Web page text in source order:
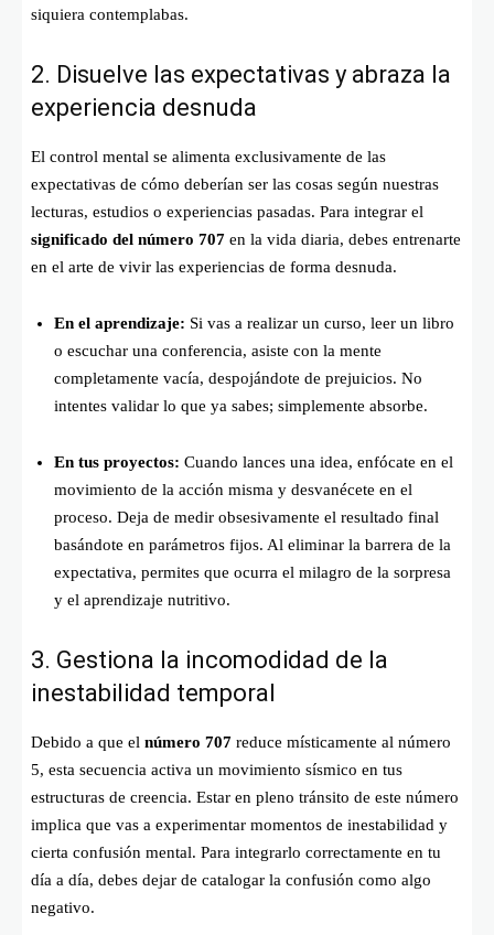
siquiera contemplabas.
2. Disuelve las expectativas y abraza la
experiencia desnuda
El control mental se alimenta exclusivamente de las
expectativas de cómo deberían ser las cosas según nuestras
lecturas, estudios o experiencias pasadas. Para integrar el
significado del número 707 en la vida diaria, debes entrenarte
en el arte de vivir las experiencias de forma desnuda.
En el aprendizaje: Si vas a realizar un curso, leer un libro
o escuchar una conferencia, asiste con la mente
completamente vacía, despojándote de prejuicios. No
intentes validar lo que ya sabes; simplemente absorbe.
En tus proyectos: Cuando lances una idea, enfócate en el
movimiento de la acción misma y desvanécete en el
proceso. Deja de medir obsesivamente el resultado final
basándote en parámetros fijos. Al eliminar la barrera de la
expectativa, permites que ocurra el milagro de la sorpresa
y el aprendizaje nutritivo.
3. Gestiona la incomodidad de la
inestabilidad temporal
Debido a que el número 707 reduce místicamente al número
5, esta secuencia activa un movimiento sísmico en tus
estructuras de creencia. Estar en pleno tránsito de este número
implica que vas a experimentar momentos de inestabilidad y
cierta confusión mental. Para integrarlo correctamente en tu
día a día, debes dejar de catalogar la confusión como algo
negativo.